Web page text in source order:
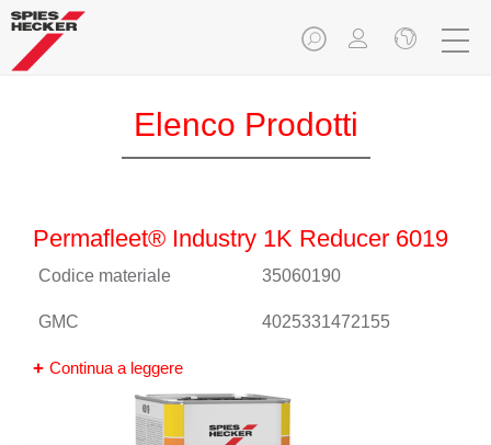
Elenco Prodotti
Permafleet® Industry 1K Reducer 6019
Codice materiale 35060190
GMC 4025331472155
Continua a leggere